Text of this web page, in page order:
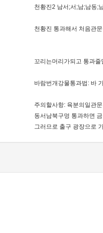
천황진2 남서;서;남;남동;
천황진 통과해서 처음관
꼬리는머리가되고 통과
바람번개강물통과법: 바
주의할사항: 육분의일관
동서남북구멍 통과하면
그러므로 출구 광장으로